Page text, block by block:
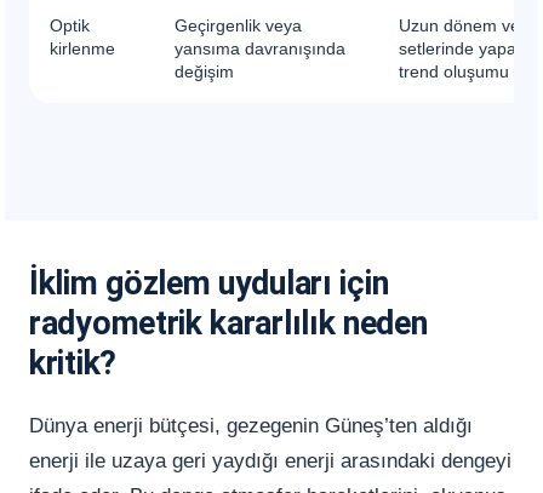
Optik
kirlenme
Geçirgenlik veya
yansıma davranışında
değişim
Uzun dönem veri
setlerinde yapay
trend oluşumu
İklim gözlem uyduları için
radyometrik kararlılık neden
kritik?
Dünya enerji bütçesi, gezegenin Güneş’ten aldığı
enerji ile uzaya geri yaydığı enerji arasındaki dengeyi